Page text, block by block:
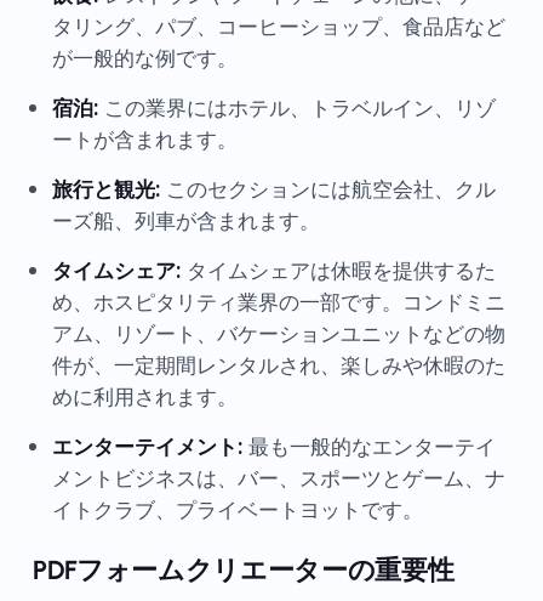
タリング、パブ、コーヒーショップ、食品店など
が一般的な例です。
宿泊:この業界にはホテル、トラベルイン、リゾ
ートが含まれます。
旅行と観光:このセクションには航空会社、クル
ーズ船、列車が含まれます。
タイムシェア:タイムシェアは休暇を提供するた
め、ホスピタリティ業界の一部です。コンドミニ
アム、リゾート、バケーションユニットなどの物
件が、一定期間レンタルされ、楽しみや休暇のた
めに利用されます。
エンターテイメント:最も一般的なエンターテイ
メントビジネスは、バー、スポーツとゲーム、ナ
イトクラブ、プライベートヨットです。
PDFフォームクリエーターの重要性